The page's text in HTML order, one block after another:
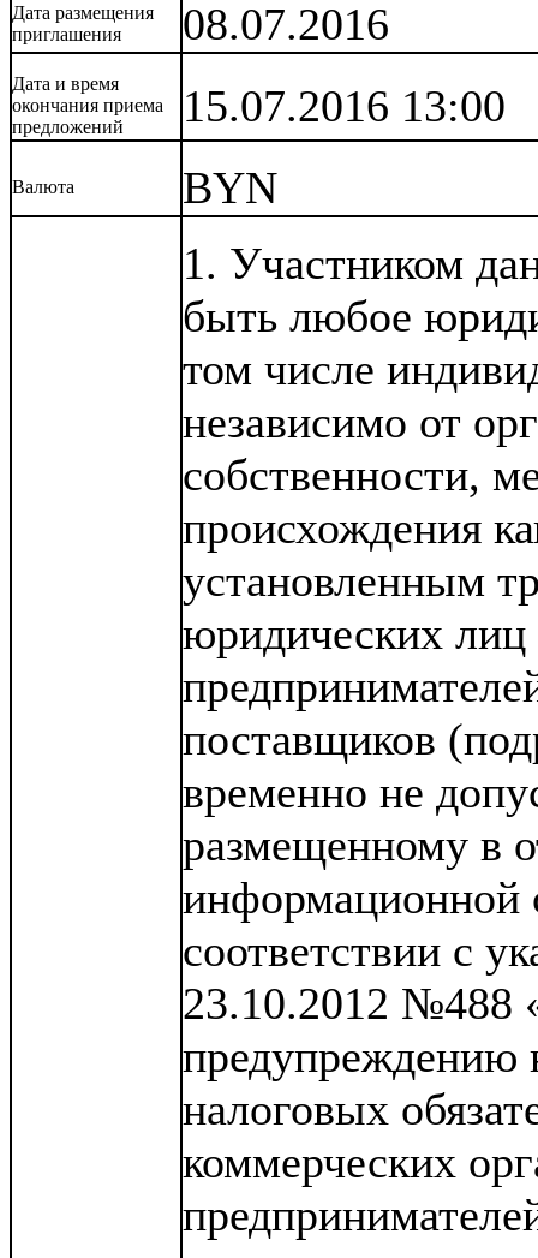
Дата размещения
приглашения
08.07.2016
Дата и время
окончания приема
предложений
15.07.2016 13:00
Валюта BYN
1. Участником
быть любое
том числе
независимо от
собственности,
происхождения
установленным
юридических
поставщиков
временно не
размещенному в
информационной
соответствии с
23.10.2012 №488
предупреждению
налоговых
коммерческих